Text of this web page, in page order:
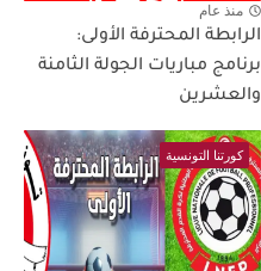
منذ عام
الرابطة المحترفة الأولى:
برنامج مباريات الجولة الثامنة
والعشرين
كورتنا التونسية